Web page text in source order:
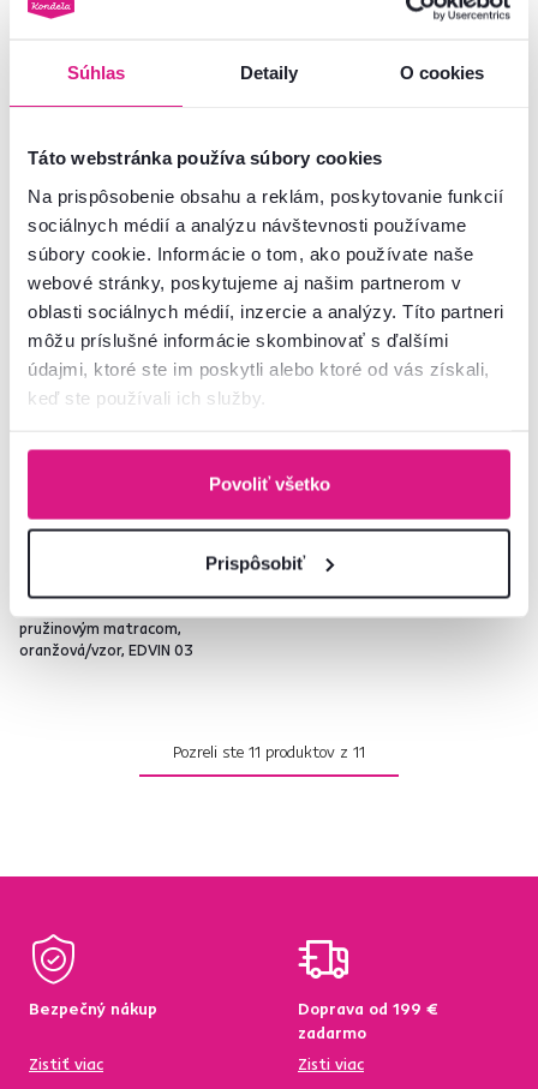
Súhlas Detaily O cookies
Táto webstránka používa súbory cookies
Na prispôsobenie obsahu a reklám, poskytovanie funkcií
sociálnych médií a analýzu návštevnosti používame
súbory cookie. Informácie o tom, ako používate naše
webové stránky, poskytujeme aj našim partnerom v
oblasti sociálnych médií, inzercie a analýzy. Títo partneri
môžu príslušné informácie skombinovať s ďalšími
údajmi, ktoré ste im poskytli alebo ktoré od vás získali,
keď ste používali ich služby.
Povoliť všetko
Prispôsobiť
Váľanda so sendvičovým
matracom, ľavá, oranžová/vzor,
EDVIN 4.2
Celočalúnená váľanda so
sendvičovým matracom,
oranžová/vzor, EDVIN 03
pružinovým matracom,
oranžová/vzor, EDVIN 03
Pozreli ste 11 produktov z 11
Bezpečný nákup
Zistiť viac
Doprava od 199 €
zadarmo
Zisti viac